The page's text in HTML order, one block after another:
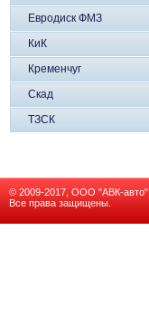
Евродиск ФМЗ
КиК
Кременчуг
Скад
ТЗСК
© 2009-2017, ООО "АВК-авто".
Все права защищены.